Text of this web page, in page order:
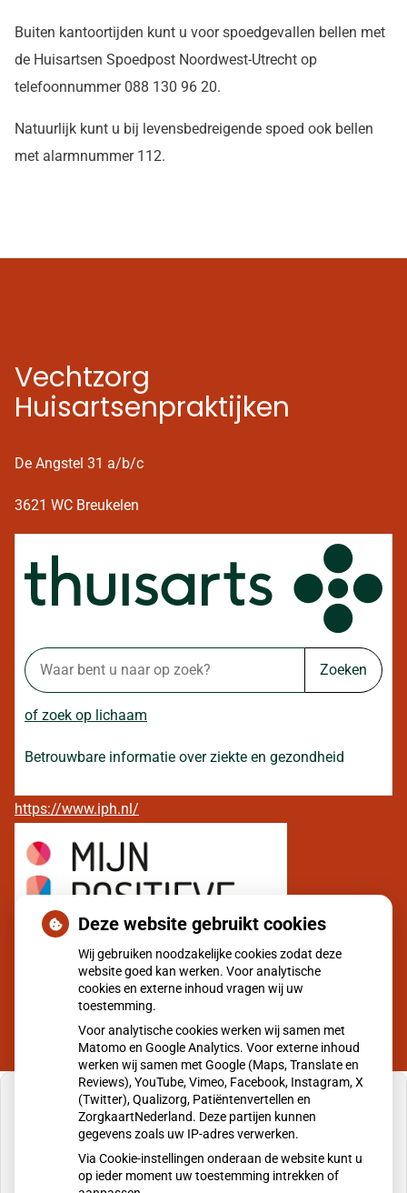
Buiten kantoortijden kunt u voor spoedgevallen bellen met
de Huisartsen Spoedpost Noordwest-Utrecht op
telefoonnummer 088 130 96 20.
Natuurlijk kunt u bij levensbedreigende spoed ook bellen
met alarmnummer 112.
Vechtzorg
Huisartsenpraktijken
De Angstel 31 a/b/c
3621 WC Breukelen
Zoeken
of zoek op lichaam
Betrouwbare informatie over ziekte en gezondheid
https://www.iph.nl/
U heeft geen toestemming gegeven voor
externe inhoud die nodig is om dit te zien.
Deze website gebruikt cookies
Wij gebruiken noodzakelijke cookies zodat deze
website goed kan werken. Voor analytische
cookies en externe inhoud vragen wij uw
toestemming.
Voor analytische cookies werken wij samen met
Matomo en Google Analytics. Voor externe inhoud
werken wij samen met Google (Maps, Translate en
Reviews), YouTube, Vimeo, Facebook, Instagram, X
(Twitter), Qualizorg, Patiëntenvertellen en
ZorgkaartNederland. Deze partijen kunnen
gegevens zoals uw IP-adres verwerken.
Via Cookie-instellingen onderaan de website kunt u
op ieder moment uw toestemming intrekken of